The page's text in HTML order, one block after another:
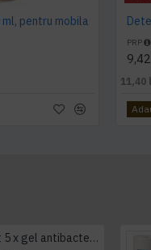
pentru mobila
PRP
11,40
Pachet 5 x gel antibacterian 50ml si 3 x Servetele antibacteriene 48 buc Hygienium